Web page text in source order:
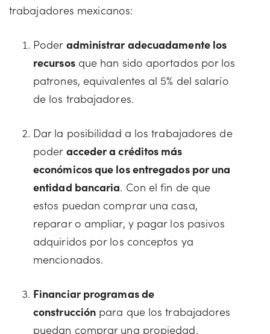
trabajadores mexicanos:
Poder administrar adecuadamente los
recursosque han sido aportados por los
patrones, equivalentes al 5% del salario
de los trabajadores.
Dar la posibilidad a los trabajadores de
poder acceder a créditos más
económicos que los entregados por una
entidad bancaria. Con el fin de que
estos puedan comprar una casa,
reparar o ampliar, y pagar los pasivos
adquiridos por los conceptos ya
mencionados.
Financiar programas de
construcción para que los trabajadores
puedan comprar una propiedad.